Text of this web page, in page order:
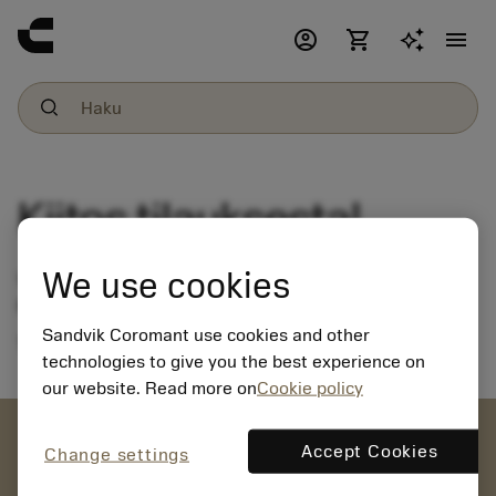
account_circle shopping_cart menu
Kiitos tilauksesta!
Viestisi on vastaanotettu ja tulemme ottamaan sinuun
pian yhteyttä.
Takaisin kampanjan sivulle
account_circle
We use cookies
Sandvik Coromant use cookies and other
technologies to give you the best experience on
our website. Read more onCookie policy
Change settings Accept Cookies